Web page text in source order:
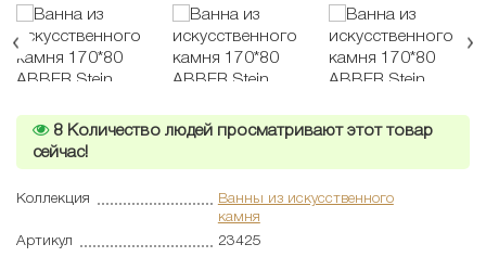
8 Количество людей просматривают этот товар
сейчас!
Коллекция
Ванны из искусственного
камня
Артикул
23425